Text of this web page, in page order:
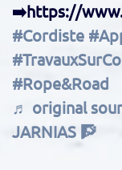
➡️https://
#Cordiste
#Rope&Road
♬ original
JARNIAS 🧗